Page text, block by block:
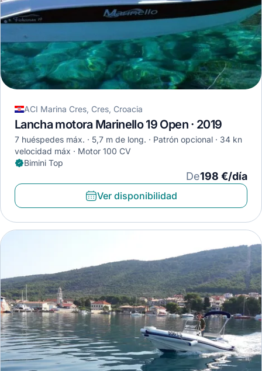
ACI Marina Cres, Cres, Croacia
Lancha motora Marinello 19 Open · 2019
7 huéspedes máx. 5,7 m de long. Patrón opcional
34 kn
velocidad máx
Motor 100 CV
Bimini Top
De198 €/día
Ver disponibilidad